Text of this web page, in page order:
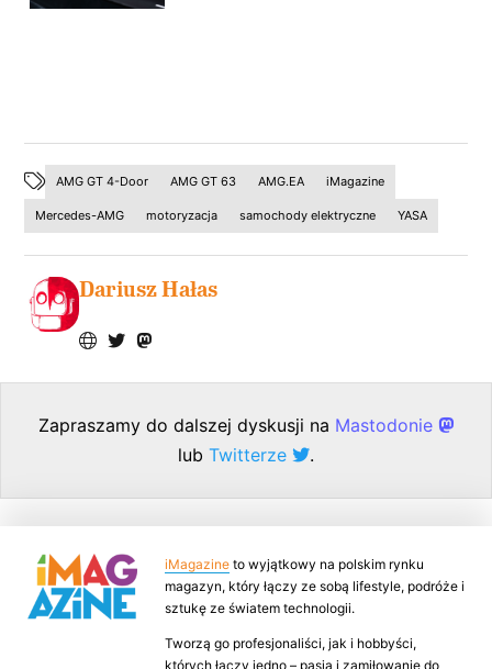
AMG GT 4-Door AMG GT 63 AMG.EA iMagazine
Mercedes-AMG motoryzacja samochody elektryczne YASA
Dariusz Hałas
Zapraszamy do dalszej dyskusji na Mastodonie
lub Twitterze .
iMagazine to wyjątkowy na polskim rynku
magazyn, który łączy ze sobą lifestyle, podróże i
sztukę ze światem technologii.
Tworzą go profesjonaliści, jak i hobbyści,
których łączy jedno – pasja i zamiłowanie do